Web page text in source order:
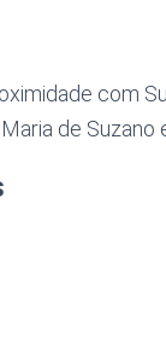
com
de Suzano